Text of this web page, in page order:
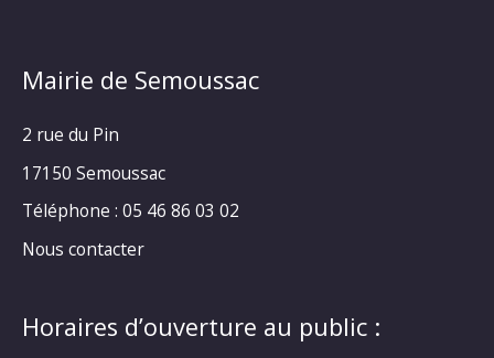
Mairie de Semoussac
2 rue du Pin
17150 Semoussac
Téléphone : 05 46 86 03 02
Nous contacter
Horaires d’ouverture au public :